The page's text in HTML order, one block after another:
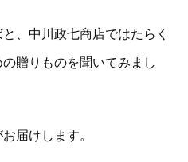
、中川政七商店ではたらく
贈りものを聞いてみまし
届けします。